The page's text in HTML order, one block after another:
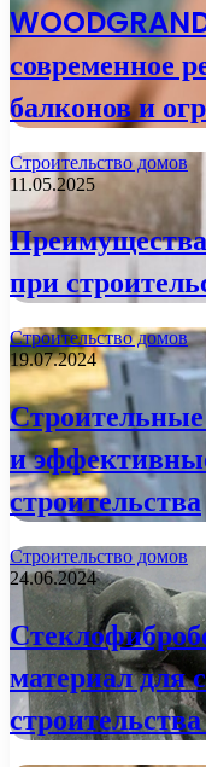
современное
балконов и
Строительство домов
11.05.2025
при
Строительство домов
19.07.2024
и
строительства
Строительство домов
24.06.2024
материал для